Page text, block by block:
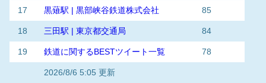
17 黒薙駅 | 黒部峡谷鉄道株式会社 85
18 三田駅 | 東京都交通局 84
19 鉄道に関するBESTツイート一覧 78
2026/8/6 5:05 更新